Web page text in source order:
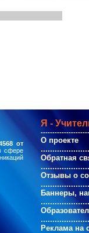
Я -
О проекте
Обратная
Отзывы о
Баннеры,
Реклама на
от
сфере